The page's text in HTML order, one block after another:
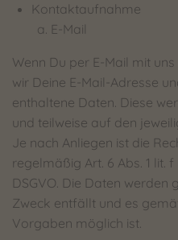
Kontaktaufnahme
E-Mail
Wenn Du per E-Mail mit
wir Deine E-Mail-Adresse
enthaltene Daten. Diese
und teilweise auf den
Je nach Anliegen ist die
regelmäßig Art. 6 Abs. 1 lit. f
DSGVO. Die Daten
Zweck entfällt und es
Vorgaben möglich ist.